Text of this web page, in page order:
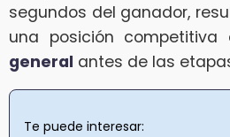
segundos del ganador,
una posición competitiva
general antes de las
Te puede interesar: